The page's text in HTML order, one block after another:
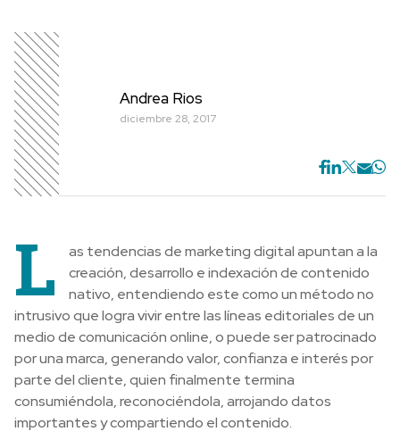
Andrea Rios
diciembre 28, 2017
L
as tendencias de marketing digital apuntan a la
creación, desarrollo e indexación de contenido
nativo, entendiendo este como un método no
intrusivo que logra vivir entre las líneas editoriales de un
medio de comunicación online, o puede ser patrocinado
por una marca, generando valor, confianza e interés por
parte del cliente, quien finalmente termina
consumiéndola, reconociéndola, arrojando datos
importantes y compartiendo el contenido.